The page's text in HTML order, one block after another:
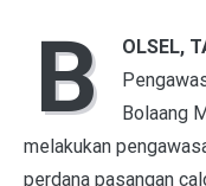
B OLSEL,
Bolaang
melakukan
perdana pasangan